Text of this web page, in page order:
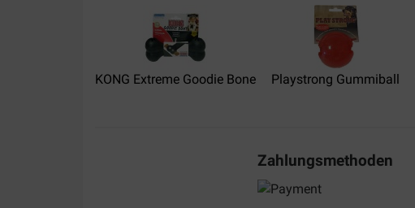
KONG Extreme Goodie Bone Playstrong Gummiball
Zahlungsmethoden